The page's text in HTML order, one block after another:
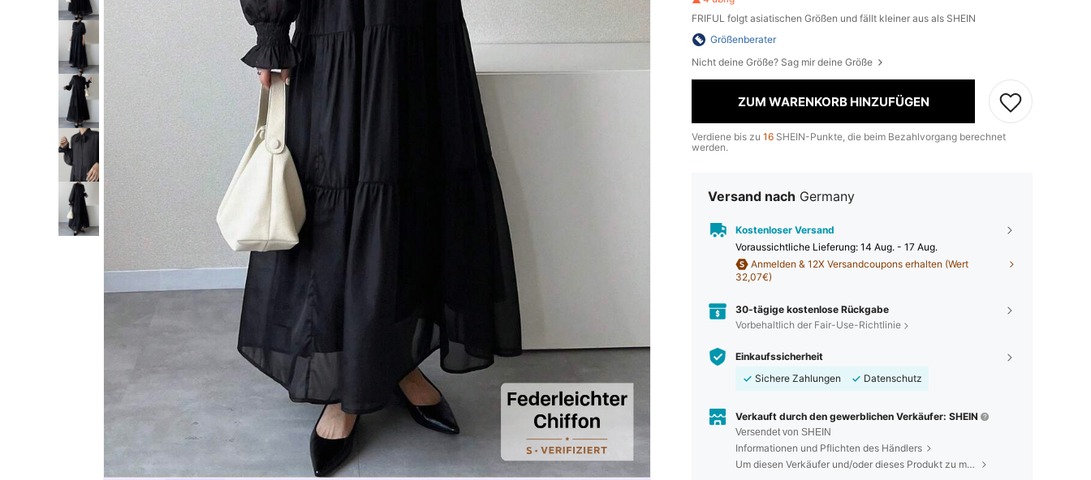
FRIFUL folgt asiatischen Größen und fällt kleiner aus als SHEIN
Größenberater
Nicht deine Größe? Sag mir deine Größe
ZUM WARENKORB HINZUFÜGEN
Verdiene bis zu 16 SHEIN-Punkte, die beim Bezahlvorgang berechnet
werden.
Versand nach Germany
Kostenloser Versand
Voraussichtliche Lieferung: 14 Aug. - 17 Aug.
Anmelden & 12X Versandcoupons erhalten (Wert
32,07€)
30-tägige kostenlose Rückgabe
Vorbehaltlich der Fair-Use-Richtlinie
Einkaufssicherheit
Sichere Zahlungen
Datenschutz
Verkauft durch den gewerblichen Verkäufer: SHEIN
Versendet von SHEIN
Informationen und Pflichten des Händlers
Um diesen Verkäufer und/oder dieses Produkt zu melden